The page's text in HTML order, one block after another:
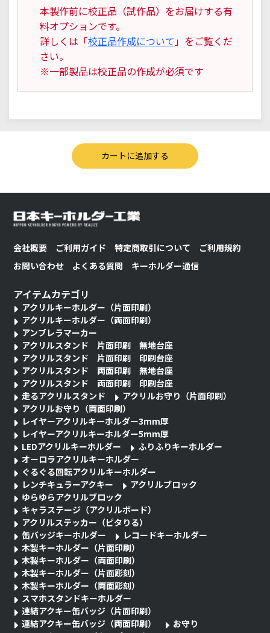
本製作前に校正品（試作品）をお届けする有
料オプションです。
詳しくは「校正品作成について 」をご覧くだ
さい。
※一部製品は校正品の作成が必須です
会社概要 ご利用ガイド 特定商取引について
ご利用規約
お問い合わせ
よくある質問 キーホルダー通信
アイテムカテゴリ
アクリルキーホルダー（片面印刷）
アクリルキーホルダー（両面印刷）
アンブレラマーカー
アクリルスタンド 片面印刷 無地台座
アクリルスタンド 片面印刷 印刷台座
アクリルスタンド 両面印刷 無地台座
アクリルスタンド 両面印刷 印刷台座
走るアクリルスタンド
アクリルお守り（片面印刷）
アクリルお守り（両面印刷）
レイヤーアクリルキーホルダー3mm厚
レイヤーアクリルキーホルダー5mm厚
LEDアクリルキーホルダー
ふりふりキーホルダー
オーロラアクリルキーホルダー
ぐるぐる回転アクリルキーホルダー
レンチキュラーアクキー
アクリルブロック
ゆらゆらアクリルブロック
キャラステージ（アクリルボード）
アクリルステッカー（ピタりる）
缶バッジキーホルダー
レコードキーホルダー
木製キーホルダー（片面印刷）
木製キーホルダー（両面印刷）
木製キーホルダー（片面彫刻）
木製キーホルダー（両面彫刻）
スマホスタンドキーホルダー
連結アクキー缶バッジ（片面印刷）
連結アクキー缶バッジ（両面印刷）
お守り